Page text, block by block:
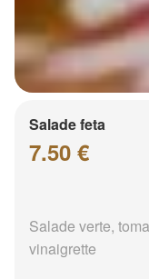
Salade feta
7.50 €
Salade verte,
vinaigrette